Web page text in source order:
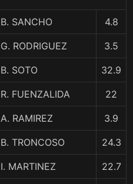
B. SANCHO 4.8
G. RODRIGUEZ 3.5
B. SOTO 32.9
R. FUENZALIDA 22
A. RAMIREZ 3.9
B. TRONCOSO 24.3
I. MARTINEZ 22.7